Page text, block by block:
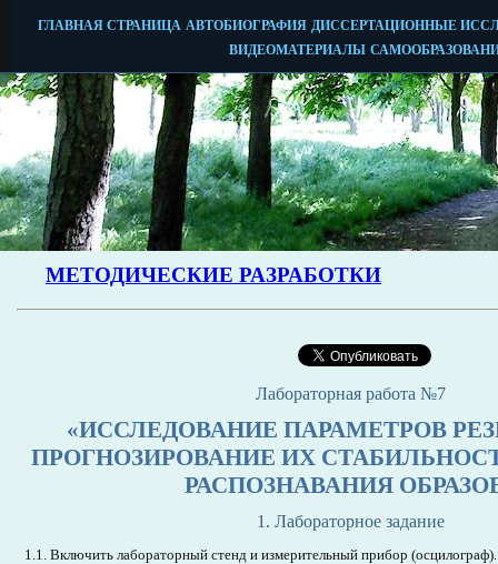
Лабораторная работа №7
«ИССЛЕДОВАНИЕ ПАРАМЕТРОВ
ПРОГНОЗИРОВАНИЕ ИХ
РАСПОЗНАВАНИЯ
1. Лабораторное задание
1.1. Включить лабораторный стенд и измерительный прибор (осцилограф).